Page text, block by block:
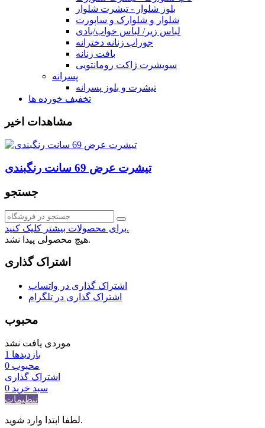
بلوز شلوار - تیشرت شلوار
شلوار و شلوارک و ساپورت
لباس زیر/ لباس خواب/بادی
جوراب زنانه دخترانه
بافت زنانه
سویشرت ژاکت رومانتویی
پسرانه
تیشرت و بلوز پسرانه
تخفیف خورده ها
مشاهدات اخیر
تیشرت عرض 69 سانت رنگبندی
جستجو
برای محصولات بیشتر کلیک کنید.
هیچ محصولی پیدا نشد.
اشتراک گذاری
اشتراک گذاری در واتساپ
اشتراک گذاری در تلگرام
محبوب
موردی یافت نشد
بازدیدها 1
محبوب 0
اشتراک گذاری
سبد خرید 0
تنظیمات
لطفا ابتدا وارد شوید.